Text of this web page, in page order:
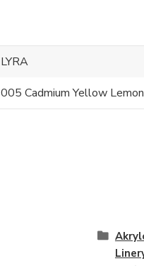
LYRA
005 Cadmium Yellow Lemon